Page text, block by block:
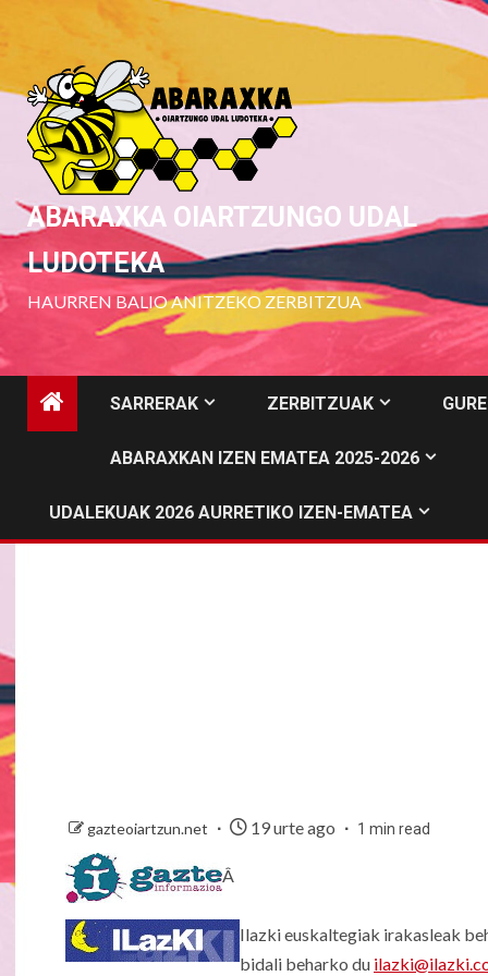
to
content
ABARAXKA OIARTZUNGO UDAL
LUDOTEKA
HAURREN BALIO ANITZEKO ZERBITZUA
SARRERAK ZERBITZUAK
ABARAXKAN IZEN EMATEA 2025-2026
UDALEKUAK 2026 AURRETIKO IZEN-EMATEA
gazteoiartzun.net 19 urte ago 1 min read
Â
Ilazki euskaltegiak irakasleak
bidali beharko du